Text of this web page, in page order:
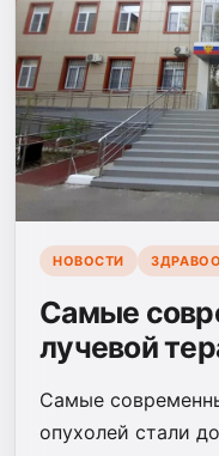
НОВОСТИ
Самые
лучевой
Самые
опухолей стали